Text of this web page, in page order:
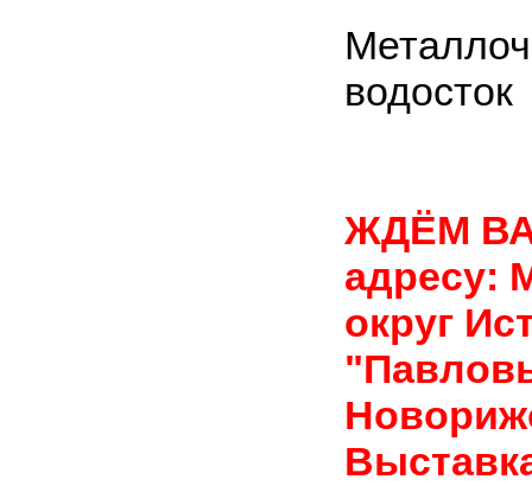
водосток
ЖДЁМ
адресу:
округ